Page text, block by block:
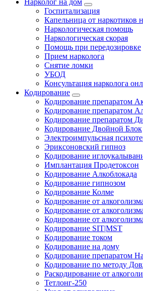
Нарколог на дом
Госпитализация
Капельница от наркотиков
Наркологическая помощь
Наркологическая скорая
Помощь при передозировке
Прием нарколога
Снятие ломки
УБОД
Консультация нарколога
Кодирование
Кодирование препаратом
Кодирование препаратом
Кодирование препаратом
Кодирование Двойной Блок
Электроимпульсная
Эриксоновский гипноз
Кодирование
Имплантация Продетоксон
Кодирование Алкоблокада
Кодирование гипнозом
Кодирование Колме
Кодирование от
Кодирование от
Кодирование от
Кодирование SIT|MST
Кодирование током
Кодирование на дому
Кодирование препаратом
Кодирование по методу
Раскодирование от
Тетлонг-250